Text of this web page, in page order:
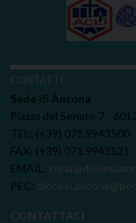
CONTATTI
Sede di Ancona
Piazza del Senato 7 -
TEL: (+39) 071.9943500
FAX: (+39) 071.9943521
EMAIL:
PEC:
CONTATTACI